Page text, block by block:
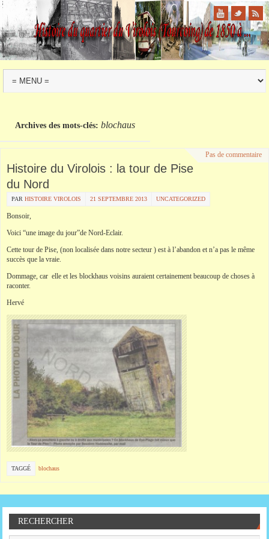
Archives des mots-clés: blochaus
Pas de commentaire
Histoire du Virolois : la tour de Pise
du Nord
PAR HISTOIRE VIROLOIS 21 SEPTEMBRE 2013 UNCATEGORIZED
Bonsoir,
Voici “une image du jour”de Nord-Eclair.
Cette tour de Pise, (non localisée dans notre secteur ) est à l’abandon et n’a pas le même
succès que la vraie.
Dommage, car elle et les blockhaus voisins auraient certainement beaucoup de choses à
raconter.
Hervé
TAGGÉ blochaus
RECHERCHER